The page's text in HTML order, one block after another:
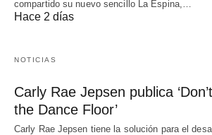
compartido su nuevo sencillo La Espina,…
Hace 2 días
NOTICIAS
Carly Rae Jepsen publica
the Dance Floor’
Carly Rae Jepsen tiene la solución para el